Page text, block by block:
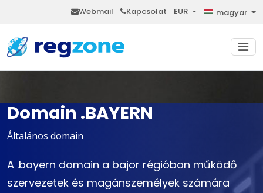
Webmail Kapcsolat EUR magyar
Domain .BAYERN
Általános domain
A .bayern domain a bajor régióban működő
szervezetek és magánszemélyek számára